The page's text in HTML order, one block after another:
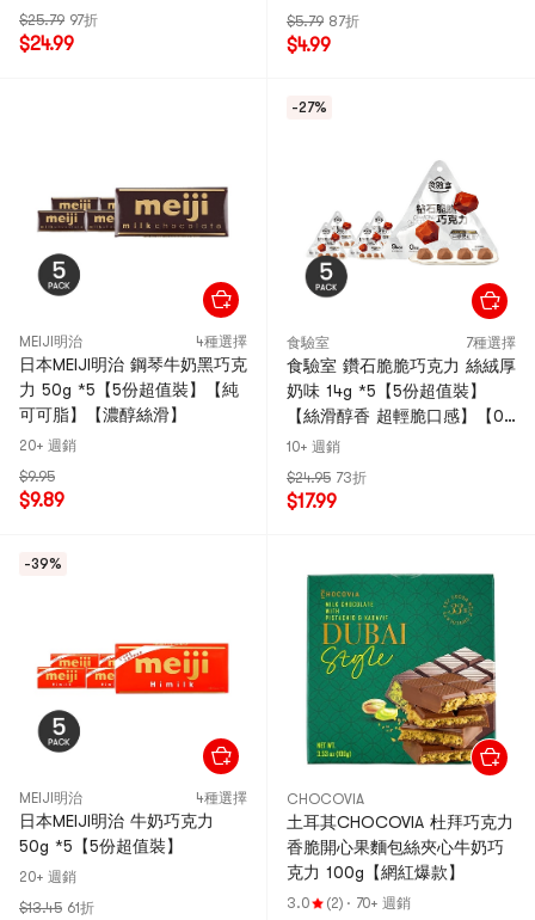
$25.79 97折
$24.99
$5.79 87折
$4.99
MEIJI明治 4種選擇
日本MEIJI明治 鋼琴牛奶黑巧克
力 50g *5【5份超值裝】【純
可可脂】【濃醇絲滑】
20+ 週銷
$9.95
$9.89
-27%
食驗室 7種選擇
食驗室 鑽石脆脆巧克力 絲絨厚
奶味 14g *5【5份超值裝】
【絲滑醇香 超輕脆口感】【0
蔗糖低卡】
10+ 週銷
$24.95 73折
$17.99
-39%
MEIJI明治 4種選擇
日本MEIJI明治 牛奶巧克力
50g *5【5份超值裝】
20+ 週銷
$13.45 61折
CHOCOVIA
土耳其CHOCOVIA 杜拜巧克力
香脆開心果麵包絲夾心牛奶巧
克力 100g【網紅爆款】
3.0 (2) · 70+ 週銷